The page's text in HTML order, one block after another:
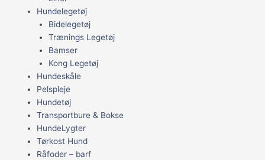
Hundelegetøj
Bidelegetøj
Trænings Legetøj
Bamser
Kong Legetøj
Hundeskåle
Pelspleje
Hundetøj
Transportbure & Bokse
HundeLygter
Tørkost Hund
Råfoder – barf